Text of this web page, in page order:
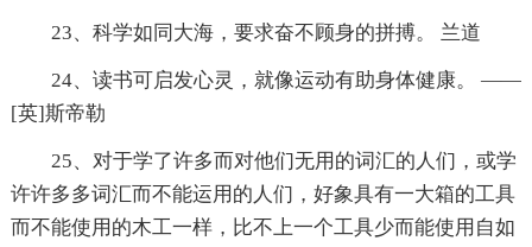
23、科学如同大海，要求奋不顾身的拼搏。 兰道
24、读书可启发心灵，就像运动有助身体健康。 ——
[英]斯帝勒
25、对于学了许多而对他们无用的词汇的人们，或学
许许多多词汇而不能运用的人们，好象具有一大箱的工具
而不能使用的木工一样，比不上一个工具少而能使用自如